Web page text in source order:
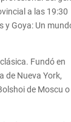
a las 19:30
y Goya: Un
Fundó en
de Nueva York,
de Moscu o